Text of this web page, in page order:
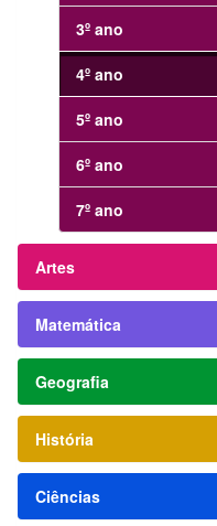
3º ano
4º ano
5º ano
6º ano
7º ano
Artes
Matemática
Geografia
História
Ciências